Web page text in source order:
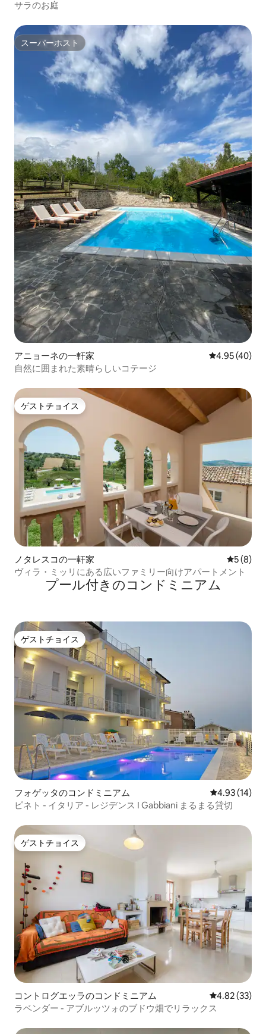
サラのお庭
スーパーホスト
スーパーホスト
アニョーネの一軒家 レビュー40
4.95 (40)
自然に囲まれた素晴らしいコテージ
ゲストチョイス
ゲストチョイス
ノタレスコの一軒家 レビュー
5 (8)
ヴィラ・ミッリにある広いファミリー向けアパートメント
プール付きのコンドミニアム
ゲストチョイス
ゲストチョイス
フォゲッタのコンドミニアム レビュー14
4.93 (14)
ピネト - イタリア - レジデンス I Gabbiani まるまる貸切
ゲストチョイス
ゲストチョイス
コントログエッラのコンドミニアム レビュー33
4.82 (33)
ラベンダー - アブルッツォのブドウ畑でリラックス